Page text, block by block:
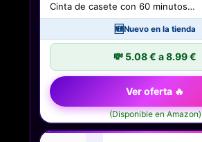
Cinta de casete con 60 minutos…
🆕Nuevo en la tienda
💸 5.08 € a 8.99 €
Ver oferta 🔥
(Disponible en Amazon)